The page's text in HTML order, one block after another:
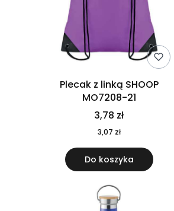
Plecak z linką SHOOP
MO7208-21
3,78 zł
3,07 zł
Do koszyka